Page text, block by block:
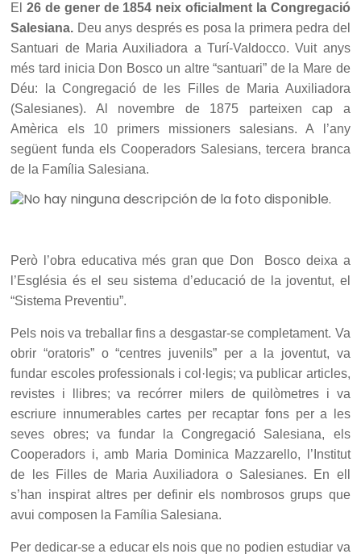
El26 de gener de 1854 neix oficialment la Congregació
Salesiana. Deu anys després es posa la primera pedra del
Santuari de Maria Auxiliadora a Turí-Valdocco. Vuit anys
més tard inicia Don Bosco un altre “santuari” de la Mare de
Déu: la Congregació de les Filles de Maria Auxiliadora
(Salesianes). Al novembre de 1875 parteixen cap a
Amèrica els 10 primers missioners salesians. A l’any
següent funda els Cooperadors Salesians, tercera branca
de la Família Salesiana.
Però l’obra educativa més gran que Don Bosco deixa a
l’Església és el seu sistema d’educació de la joventut, el
“Sistema Preventiu”.
Pels nois va treballar fins a desgastar-se completament. Va
obrir “oratoris” o “centres juvenils” per a la joventut, va
fundar escoles professionals i col·legis; va publicar articles,
revistes i llibres; va recórrer milers de quilòmetres i va
escriure innumerables cartes per recaptar fons per a les
seves obres; va fundar la Congregació Salesiana, els
Cooperadors i, amb Maria Dominica Mazzarello, l’Institut
de les Filles de Maria Auxiliadora o Salesianes. En ell
s’han inspirat altres per definir els nombrosos grups que
avui composen la Família Salesiana.
Per dedicar-se a educar els nois que no podien estudiar va